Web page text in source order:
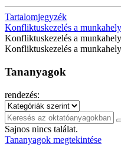
Tartalomjegyzék
Konfliktuskezelés a
Konfliktuskezelés a
Konfliktuskezelés a
Tananyagok
rendezés:
Sajnos nincs találat.
Tananyagok megtekintése